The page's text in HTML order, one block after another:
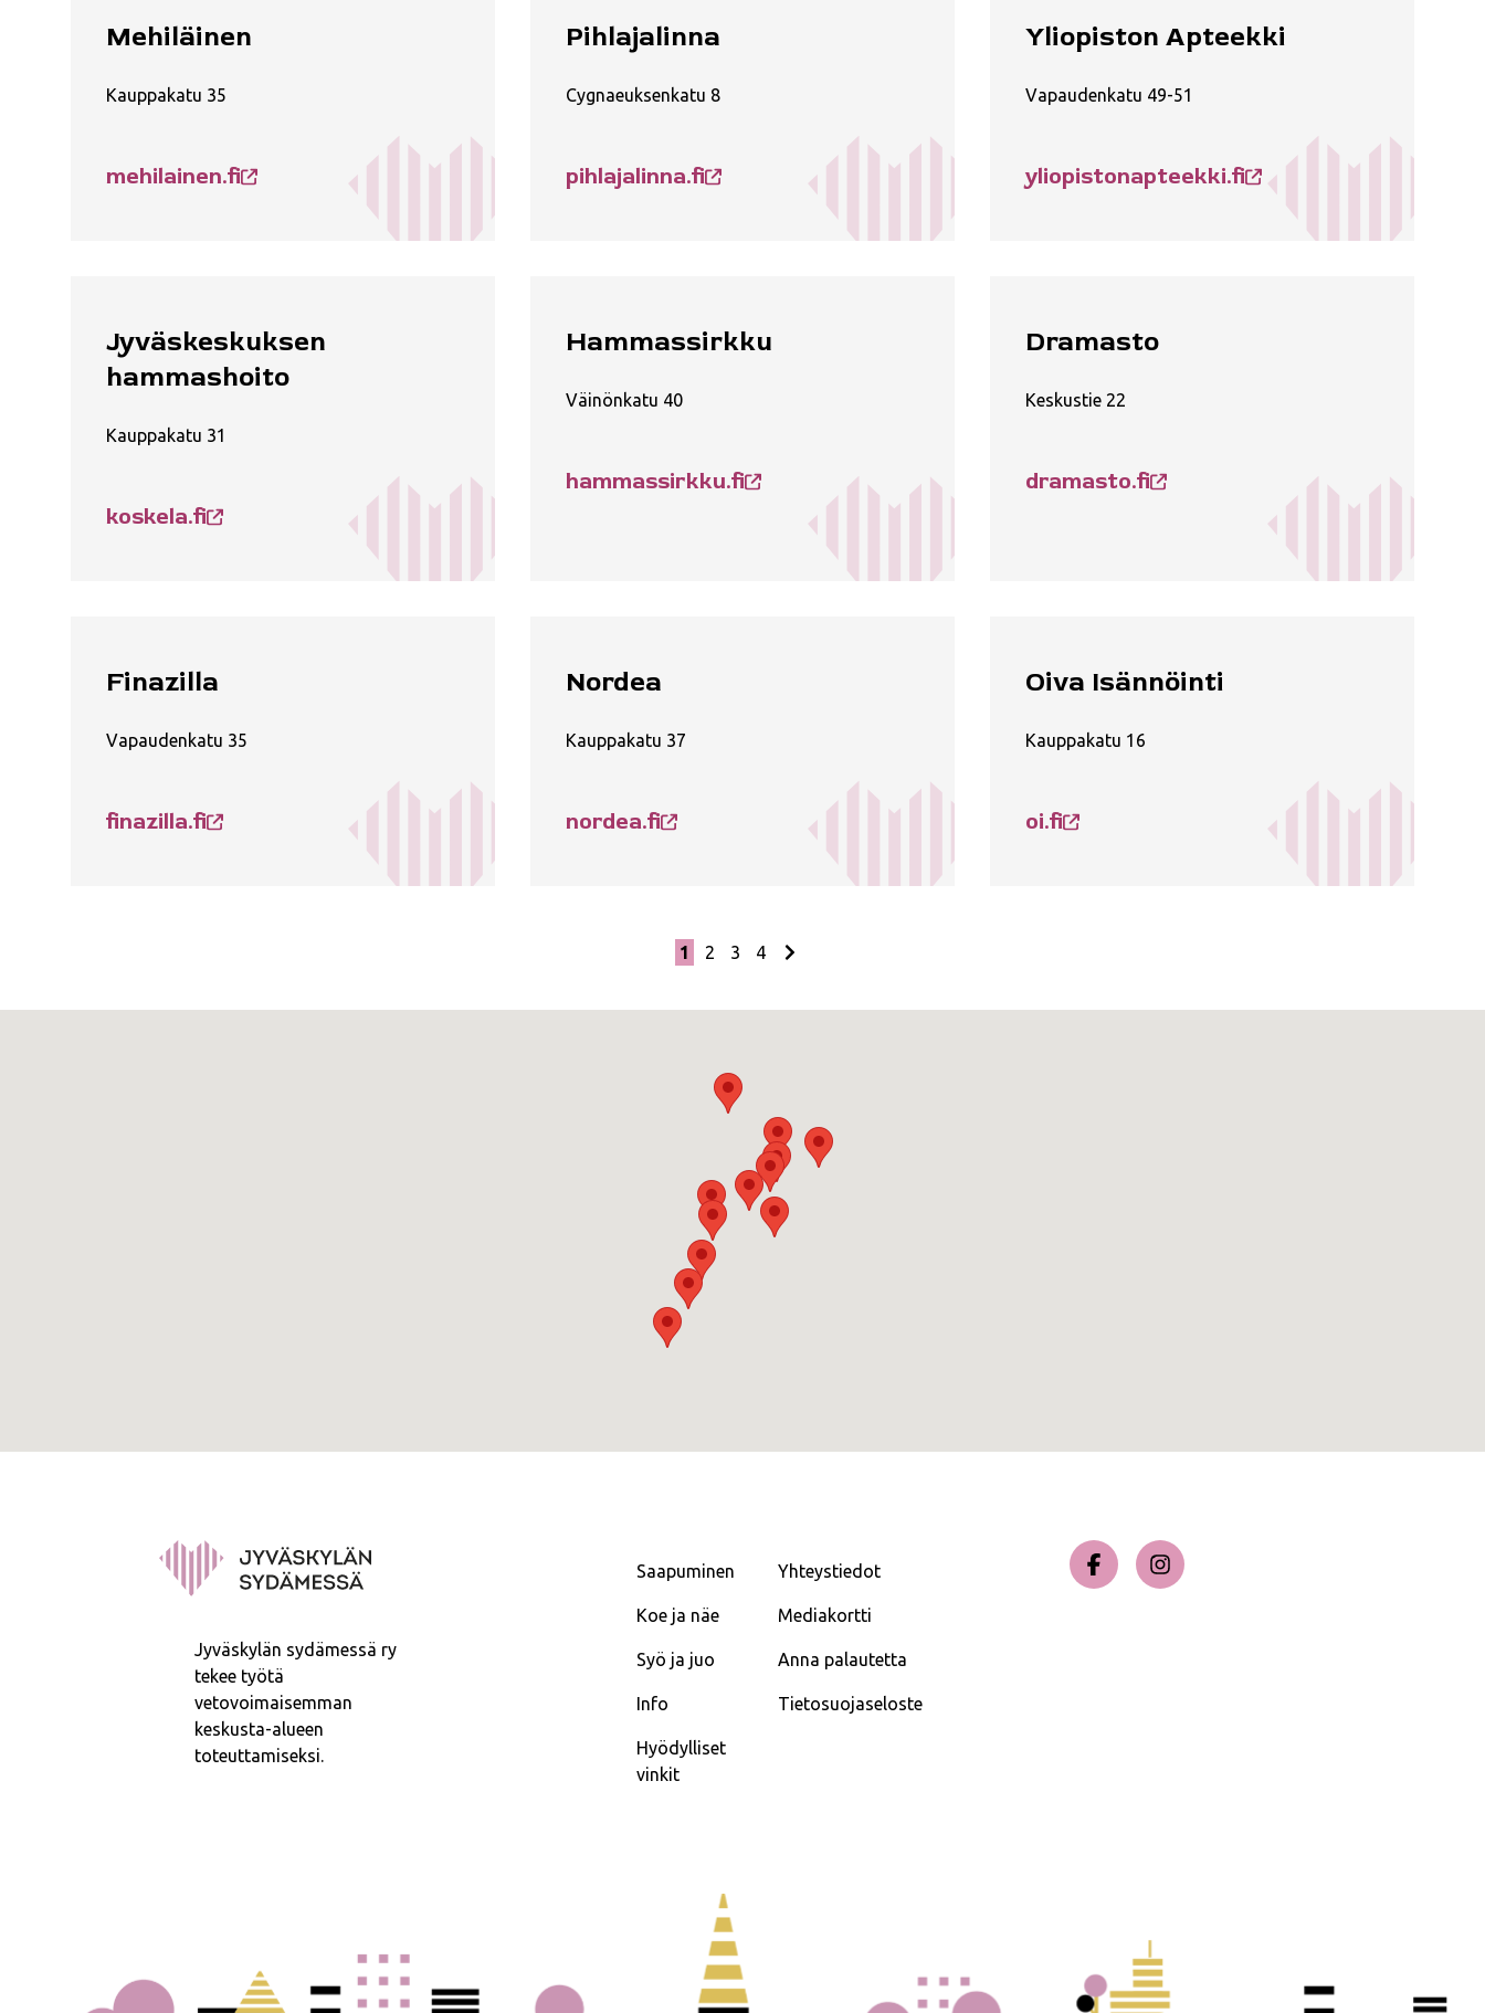
Mehiläinen
Kauppakatu 35
mehilainen.fi
Pihlajalinna
Cygnaeuksenkatu 8
pihlajalinna.fi
Yliopiston Apteekki
Vapaudenkatu 49-51
yliopistonapteekki.fi
Jyväskeskuksen
hammashoito
Kauppakatu 31
koskela.fi
Hammassirkku
Väinönkatu 40
hammassirkku.fi
Dramasto
Keskustie 22
dramasto.fi
Finazilla
Vapaudenkatu 35
finazilla.fi
Nordea
Kauppakatu 37
nordea.fi
Oiva Isännöinti
Kauppakatu 16
oi.fi
1 2 3 4
Jyväskylän sydämessä ry
tekee työtä
vetovoimaisemman
keskusta-alueen
toteuttamiseksi.
Saapuminen
Koe ja näe
Syö ja juo
Info
Hyödylliset
vinkit
Yhteystiedot
Mediakortti
Anna palautetta
Tietosuojaseloste